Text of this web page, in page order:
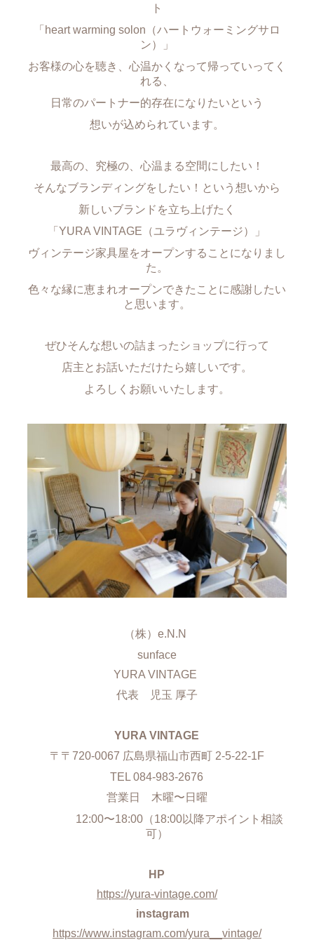
ト
「heart warming solon（ハートウォーミングサロ
ン）」
お客様の心を聴き、心温かくなって帰っていってく
れる、
日常のパートナー的存在になりたいという
想いが込められています。
最高の、究極の、心温まる空間にしたい！
そんなブランディングをしたい！という想いから
新しいブランドを立ち上げたく
「YURA VINTAGE（ユラヴィンテージ）」
ヴィンテージ家具屋をオープンすることになりまし
た。
色々な縁に恵まれオープンできたことに感謝したい
と思います。
ぜひそんな想いの詰まったショップに行って
店主とお話いただけたら嬉しいです。
よろしくお願いいたします。
（株）e.N.N
sunface
YURA VINTAGE
代表 児玉 厚子
YURA VINTAGE
〒〒720-0067 広島県福山市西町 2-5-22-1F
TEL 084-983-2676
営業日 木曜〜日曜
12:00〜18:00（18:00以降アポイント相談
可）
HP
https://yura-vintage.com/
instagram
https://www.instagram.com/yura__vintage/